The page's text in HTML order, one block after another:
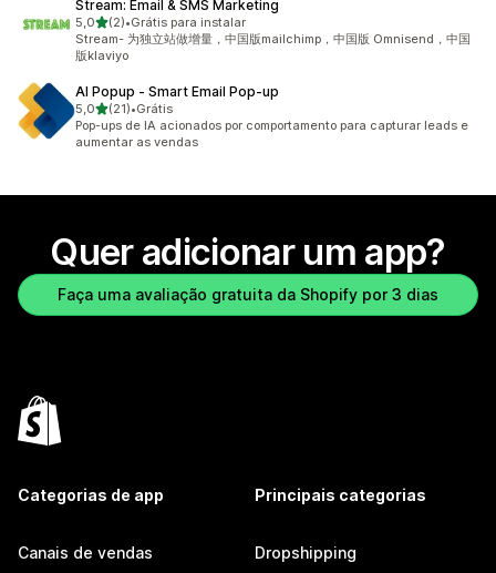
Stream: Email & SMS Marketing
5,0de 5 estrelas
(2)
2 avaliações ao todo
•Grátis para instalar
Stream- 为独立站做增量，中国版mailchimp，中国版 Omnisend，中国
版klaviyo
AI Popup ‑ Smart Email Pop‑up
5,0de 5 estrelas
(21)
21 avaliações ao todo
•Grátis
Pop-ups de IA acionados por comportamento para capturar leads e
aumentar as vendas
Quer adicionar um app?
Faça uma avaliação gratuita da Shopify por 3 dias
Categorias de app
Canais de vendas
Principais categorias
Dropshipping